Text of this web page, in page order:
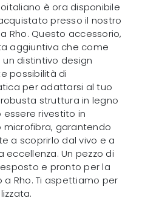
è ora disponibile
presso il nostro
Rho. Questo accessorio,
aggiuntiva che come
distintivo design
possibilità di
per adattarsi al tuo
struttura in legno
essere rivestito in
garantendo
a scoprirlo dal vivo e a
Un pezzo di
e pronto per la
Rho. Ti aspettiamo per